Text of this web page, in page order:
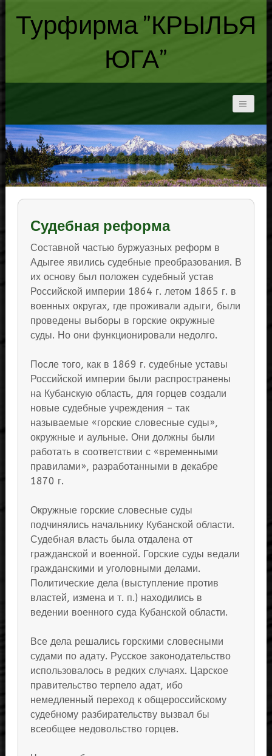
Турфирма "КРЫЛЬЯ
ЮГА"
Судебная реформа
Составной частью буржуазных реформ в
Адыгее явились судебные преобразования. В
их основу был положен судебный устав
Российской империи 1864 г. летом 1865 г. в
военных округах, где проживали адыги, были
проведены выборы в горские окружные
суды. Но они функционировали недолго.
После того, как в 1869 г. судебные уставы
Российской империи были распространены
на Кубанскую область, для горцев создали
новые судебные учреждения – так
называемые «горские словесные суды»,
окружные и аульные. Они должны были
работать в соответствии с «временными
правилами», разработанными в декабре
1870 г.
Окружные горские словесные суды
подчинялись начальнику Кубанской области.
Судебная власть была отдалена от
гражданской и военной. Горские суды ведали
гражданскими и уголовными делами.
Политические дела (выступление против
властей, измена и т. п.) находились в
ведении военного суда Кубанской области.
Все дела решались горскими словесными
судами по адату. Русское законодательство
использовалось в редких случаях. Царское
правительство терпело адат, ибо
немедленный переход к общероссийскому
судебному разбирательству вызвал бы
всеобщее недовольство горцев.